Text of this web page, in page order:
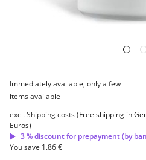
Immediately available, only a few
items available
excl. Shipping costs(Free shipping in
Euros)
3 % discount for prepayment (by
You save 1.86 €